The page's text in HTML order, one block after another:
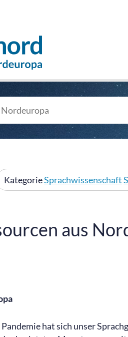
KategorieSprachwissenschaft
aus
hat sich unser